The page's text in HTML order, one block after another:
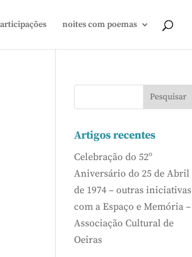
noites com poemas
Artigos recentes
Celebração do 52º
Aniversário do 25 de Abril
de 1974 – outras iniciativas
com a Espaço e Memória –
Associação Cultural de
Oeiras